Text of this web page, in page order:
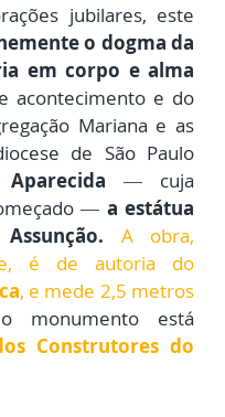
jubilares, este
o dogma da
em corpo e alma
acontecimento e do
Mariana e as
de São Paulo
— cuja
— a estátua
A obra,
é de autoria do
, e mede 2,5 metros
monumento está
Construtores do